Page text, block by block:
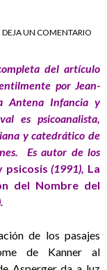
DEJA UN COMENTARIO
del artículo
por Jean-
Antena Infancia y
es psicoanalista,
y catedrático de
Es autor de los
psicosis(1991), La
del Nombre del
de los pasajes
de Kanner al